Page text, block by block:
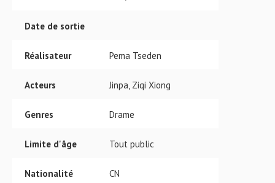
Date de sortie
Réalisateur Pema Tseden
Acteurs Jinpa, Ziqi Xiong
Genres Drame
Limite d'âge Tout public
Nationalité CN